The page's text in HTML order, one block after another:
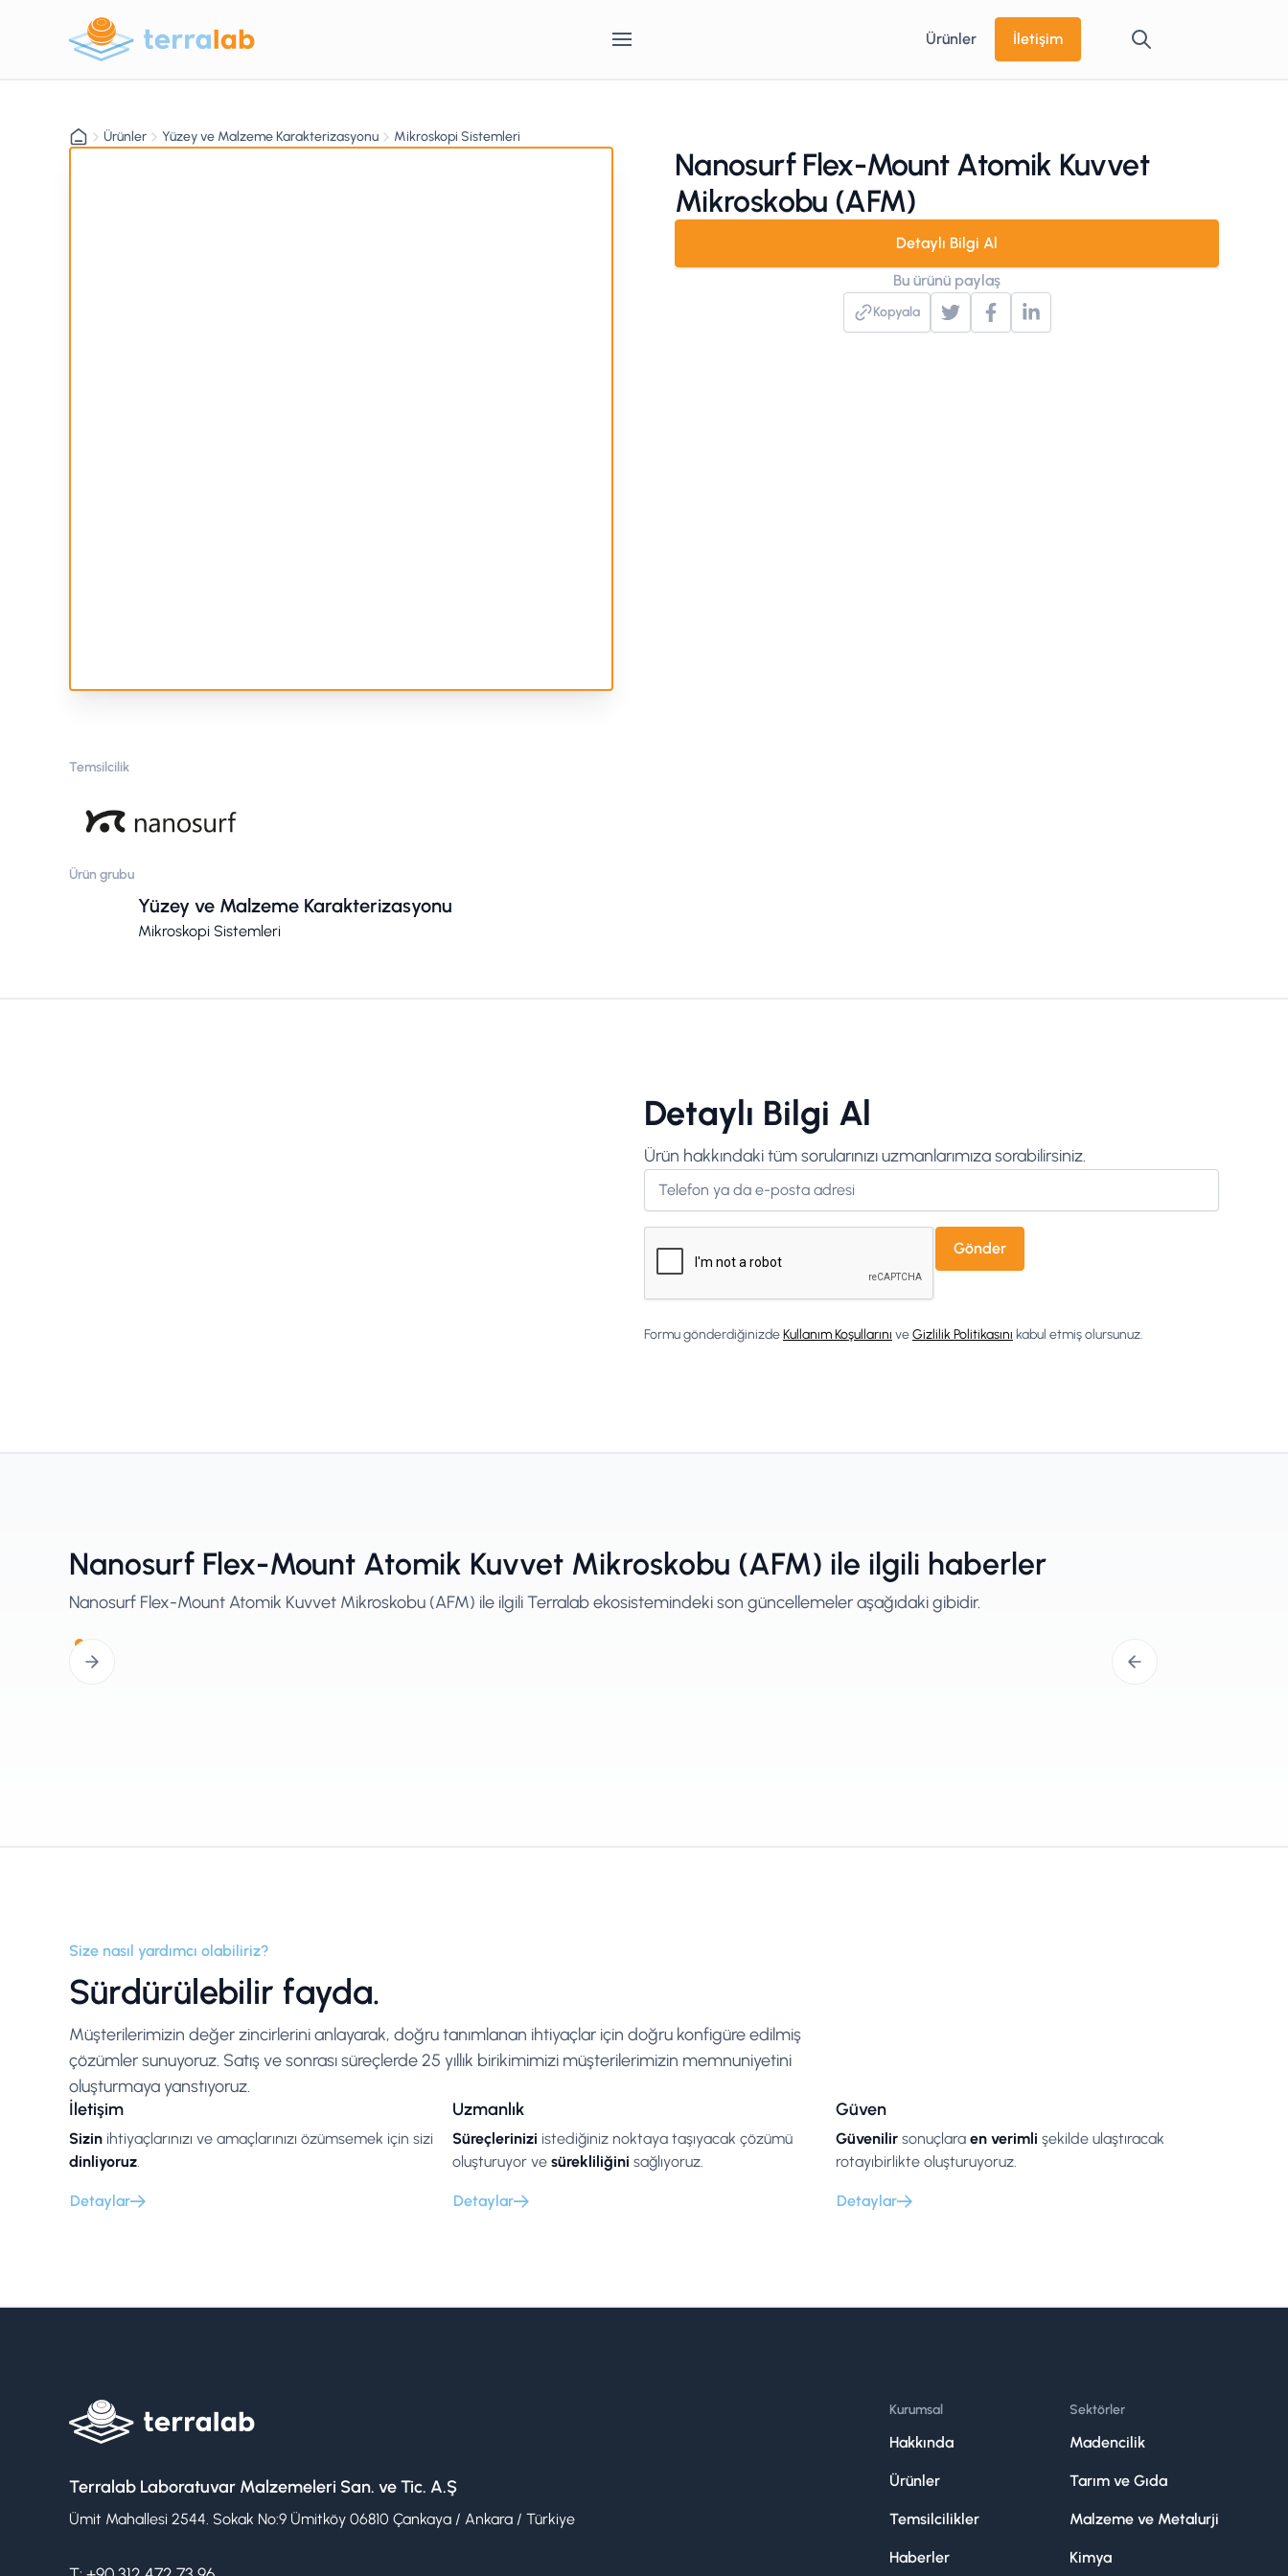
Ürünler İletişim
Ürünler Yüzey ve Malzeme Karakterizasyonu Mikroskopi Sistemleri
Nanosurf Flex-Mount Atomik Kuvvet
Mikroskobu (AFM)
Detaylı Bilgi Al
Bu ürünü paylaş
Kopyala
Temsilcilik
Ürün grubu
Yüzey ve Malzeme Karakterizasyonu
Mikroskopi Sistemleri
Detaylı Bilgi Al
Ürün hakkındaki tüm sorularınızı uzmanlarımıza sorabilirsiniz.
Formu gönderdiğinizdeKullanım Koşullarını veGizlilik Politikasını kabul etmiş olursunuz.
Nanosurf Flex-Mount Atomik Kuvvet Mikroskobu (AFM) ile ilgili haberler
Nanosurf Flex-Mount Atomik Kuvvet Mikroskobu (AFM) ile ilgili Terralab ekosistemindeki son güncellemeler aşağıdaki gibidir.
Size nasıl yardımcı olabiliriz?
Sürdürülebilir fayda.
Müşterilerimizin değer zincirlerini anlayarak, doğru tanımlanan ihtiyaçlar için doğru konfigüre edilmiş
çözümler sunuyoruz. Satış ve sonrası süreçlerde 25 yıllık birikimimizi müşterilerimizin memnuniyetini
oluşturmaya yanstıyoruz.
İletişim
Sizin ihtiyaçlarınızı ve amaçlarınızı özümsemek için sizi
dinliyoruz.
Detaylar
Uzmanlık
Süreçlerinizi istediğiniz noktaya taşıyacak çözümü
oluşturuyor ve sürekliliğini sağlıyoruz.
Detaylar
Güven
Güvenilir sonuçlara en verimli şekilde ulaştıracak
rotayıbirlikte oluşturuyoruz.
Detaylar
Terralab Laboratuvar Malzemeleri San. ve Tic. A.Ş
Ümit Mahallesi 2544. Sokak No:9 Ümitköy 06810 Çankaya / Ankara / Türkiye
Kurumsal
Hakkında
Ürünler
Temsilcilikler
Haberler
Sektörler
Madencilik
Tarım ve Gıda
Malzeme ve Metalurji
Kimya